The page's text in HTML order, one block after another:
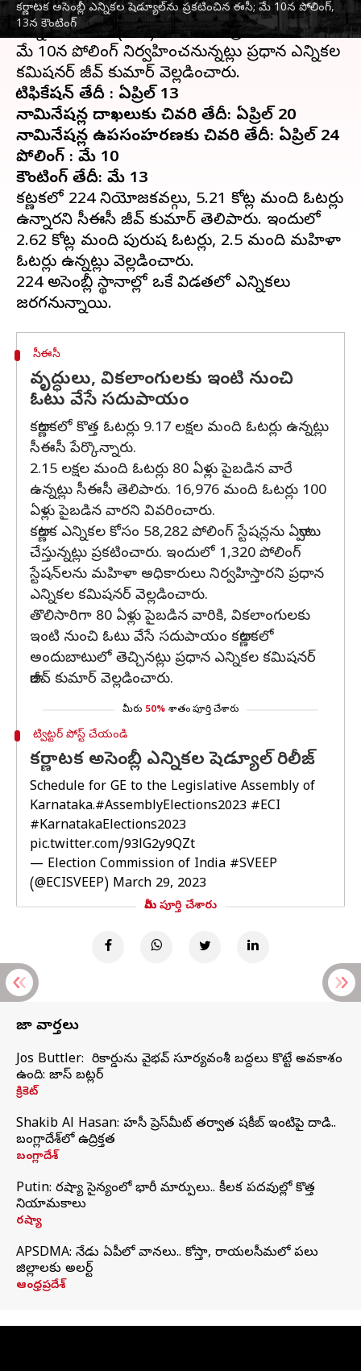
కర్ణాటక అసెంబ్లీ ఎన్నికల షెడ్యూల్‌ను ప్రకటించిన ఈసీ; మే 10న పోలింగ్,
13న కౌంటింగ్
కర్ణాటక అసెంబ్లీ ఎలక్షన్ ఎన్నికల షెడ్యూల్‌ను భారత
ఎన్నికల సంఘం(ఈసీ) బుధవారం ప్రకటించింది.
మే 10న పోలింగ్ నిర్వహించనున్నట్లు ప్రధాన ఎన్నికల
నోటిఫికేషన్ తేదీ : ఏప్రిల్ 13
నామినేషన్ల దాఖలుకు చివరి తేదీ: ఏప్రిల్ 20
నామినేషన్ల ఉపసంహరణకు చివరి తేదీ: ఏప్రిల్ 24
పోలింగ్ : మే 10
కౌంటింగ్ తేదీ: మే 13
కర్ణాటకలో 224 నియోజకవర్గాలు, 5.21 కోట్ల మంది ఓటర్లు
ఉన్నారని సీఈసీ రాజీవ్ కుమార్ తెలిపారు. ఇందులో
2.62 కోట్ల మంది పురుష ఓటర్లు, 2.5 మంది మహిళా
ఓటర్లు ఉన్నట్లు వెల్లడించారు.
224 అసెంబ్లీ స్థానాల్లో ఒకే విడతలో ఎన్నికలు
సీఈసీ
వృద్ధులు, వికలాంగులకు ఇంటి నుంచి
ఓటు వేసే సదుపాయం
కర్ణాటకలో కొత్త ఓటర్లు 9.17 లక్షల మంది ఓటర్లు ఉన్నట్లు
సీఈసీ పేర్కొన్నారు.
2.15 లక్షల మంది ఓటర్లు 80 ఏళ్లు పైబడిన వారే
ఉన్నట్లు సీఈసీ తెలిపారు. 16,976 మంది ఓటర్లు 100
ఏళ్లు పైబడిన వారని వివరించారు.
కర్ణాటక ఎన్నికల కోసం 58,282 పోలింగ్ స్టేషన్లను ఏర్పాటు
చేస్తున్నట్లు ప్రకటించారు. ఇందులో 1,320 పోలింగ్
స్టేషన్‌లను మహిళా అధికారులు నిర్వహిస్తారని ప్రధాన
ఎన్నికల కమిషనర్ వెల్లడించారు.
తొలిసారిగా 80 ఏళ్లు పైబడిన వారికి, వికలాంగులకు
ఇంటి నుంచి ఓటు వేసే సదుపాయం కర్ణాటకలో
అందుబాటులో తెచ్చినట్లు ప్రధాన ఎన్నికల కమిషనర్
రాజీవ్ కుమార్ వెల్లడించారు.
మీరు 50% శాతం పూర్తి చేశారు
ట్విట్టర్ పోస్ట్ చేయండి
కర్ణాటక అసెంబ్లీ ఎన్నికల షెడ్యూల్ రిలీజ్
Schedule for GE to the Legislative Assembly of
Karnataka.#AssemblyElections2023 #ECI
#KarnatakaElections2023
pic.twitter.com/93lG2y9QZt
— Election Commission of India #SVEEP
(@ECISVEEP) March 29, 2023
మీరు పూర్తి చేశారు
తాజా వార్తలు
Jos Buttler: నా రికార్డును వైభవ్ సూర్యవంశీ బద్దలు కొట్టే అవకాశం
ఉంది: జాస్ బట్లర్
క్రికెట్
Shakib Al Hasan: హసీనా ప్రెస్‌మీట్‌ తర్వాత షకీబ్‌ ఇంటిపై దాడి..
బంగ్లాదేశ్‌లో ఉద్రిక్తత
బంగ్లాదేశ్
Putin: రష్యా సైన్యంలో భారీ మార్పులు.. కీలక పదవుల్లో కొత్త
నియామకాలు
రష్యా
APSDMA: నేడు ఏపీలో వానలు.. కోస్తా, రాయలసీమలో పలు
జిల్లాలకు అలర్ట్
ఆంధ్రప్రదేశ్